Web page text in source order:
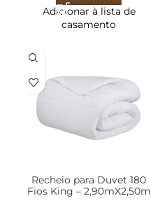
Adicionar à lista de
casamento
Recheio para Duvet 180
Fios King – 2,90mX2,50m